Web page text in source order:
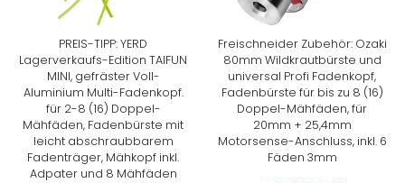
PREIS-TIPP: YERD
Lagerverkaufs-Edition TAIFUN
MINI, gefräster Voll-
Aluminium Multi-Fadenkopf.
für 2-8 (16) Doppel-
Mähfäden, Fadenbürste mit
leicht abschraubbarem
Fadenträger, Mähkopf inkl.
Adpater und 8 Mähfäden
Freischneider Zubehör: Ozaki
80mm Wildkrautbürste und
universal Profi Fadenkopf,
Fadenbürste für bis zu 8 (16)
Doppel-Mähfäden, für
20mm + 25,4mm
Motorsense-Anschluss, inkl. 6
Fäden 3mm